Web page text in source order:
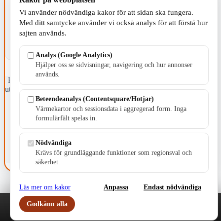
Fristående webbtidningsföretag grundat 1991 som sedan 2002 ger
ut tidningen Skillingaryd.nu och 2010 lanserades Värnamo.nu. Från
april 2026 omfattar Skillingaryd.nu tre kommuner: Gnosjö,
Värnamo och Vaggeryds kommun.
E-post: redaktionen@skillingaryd.nu
Postadress: Gisslaköp 1, 568 92 Skillingaryd
Kakinställningar
Vi använder nödvändiga kakor för att sidan ska fungera.
Med ditt samtycke använder vi också analys för att förstå hur
sajten används.
Analys (Google Analytics)
Hjälper oss se sidvisningar, navigering och hur annonser
används.
Beteendeanalys (Contentsquare/Hotjar)
Värmekartor och sessionsdata i aggregerad form. Inga
formulärfält spelas in.
Nödvändiga
Krävs för grundläggande funktioner som regionsval och
säkerhet.
Läs mer om kakor Anpassa Endast nödvändiga
Godkänn alla